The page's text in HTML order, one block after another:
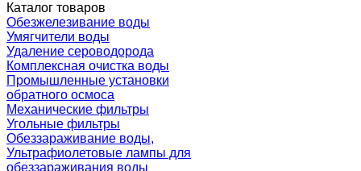
Каталог товаров
Обезжелезивание воды
Умягчители воды
Удаление сероводорода
Комплексная очистка воды
Промышленные установки
обратного осмоса
Механические фильтры
Угольные фильтры
Обеззараживание воды,
Ультрафиолетовые лампы для
обеззараживания воды